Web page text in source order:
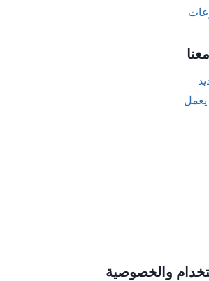
يعمل
والخصوصية